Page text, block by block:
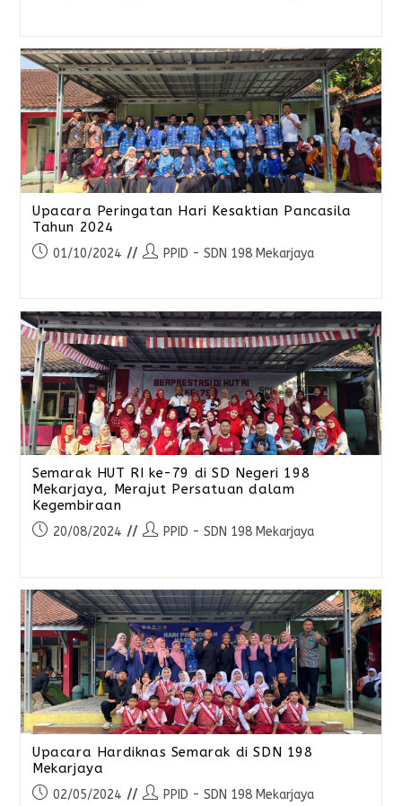
Upacara Peringatan Hari Kesaktian Pancasila
Tahun 2024
01/10/2024 PPID - SDN 198 Mekarjaya
Semarak HUT RI ke-79 di SD Negeri 198
Mekarjaya, Merajut Persatuan dalam
Kegembiraan
20/08/2024 PPID - SDN 198 Mekarjaya
Upacara Hardiknas Semarak di SDN 198
Mekarjaya
02/05/2024 PPID - SDN 198 Mekarjaya